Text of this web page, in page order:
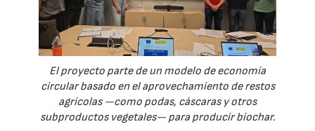
El proyecto parte de un modelo de economía
circular basado en el aprovechamiento de restos
agrícolas —como podas, cáscaras y otros
subproductos vegetales— para producir biochar.